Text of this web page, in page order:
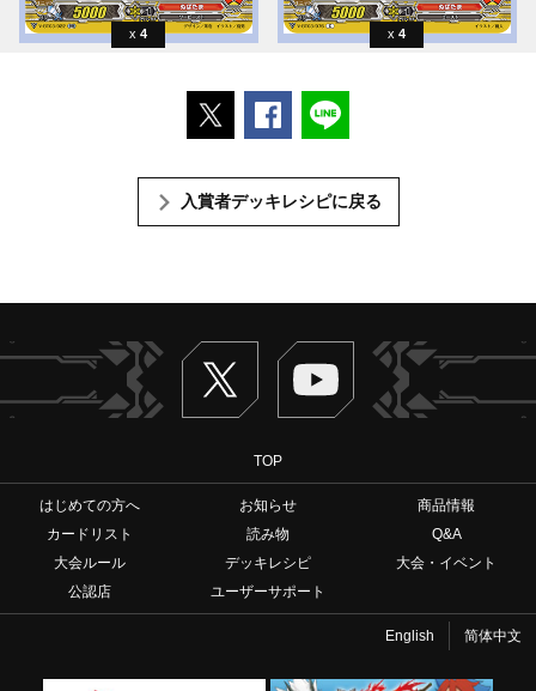
4 4
ポストするFacebookでシェアする
入賞者デッキレシピに戻る
Twitter ヴァンガードch
TOP
はじめての方へ お知らせ
商品情報
カードリスト
読み物
Q&A
大会ルール
デッキレシピ
大会・イベント
公認店
ユーザーサポート
English 简体中文